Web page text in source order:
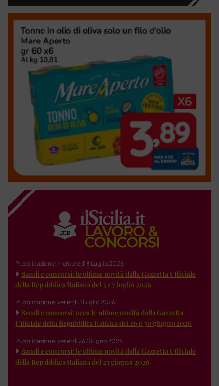
Pubblicazione: mercoledì 8 Luglio 2026
Bandi e concorsi: le ultime novità dalla Gazzetta Ufficiale
della Repubblica Italiana del 3 e 7 luglio 2026
Pubblicazione: venerdì 3 Luglio 2026
Bandi e concorsi: ecco le ultime novità dalla Gazzetta
Ufficiale della Repubblica Italiana del 26 e 30 giugno 2026
Pubblicazione: venerdì 26 Giugno 2026
Bandi e concorsi: le ultime novità dalla Gazzetta Ufficiale
della Repubblica Italiana del 23 giugno 2026